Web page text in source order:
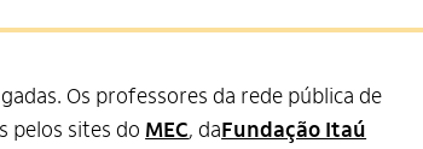
Os professores da rede pública de
pelos sites do MEC, daFundação Itaú